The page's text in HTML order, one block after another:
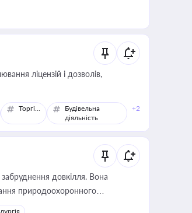
ліцензій і дозволів,
Торгівля
Будівельна
діяльність
+2
довкілля. Вона
природоохоронного